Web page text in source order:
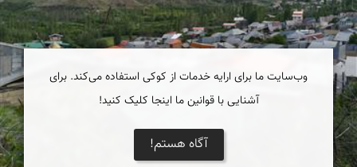
وب‌سایت ما برای ارایه خدمات از کوکی استفاده می‌کند. برای
آشنایی با قوانین ما اینجا کلیک کنید!
آگاه هستم!